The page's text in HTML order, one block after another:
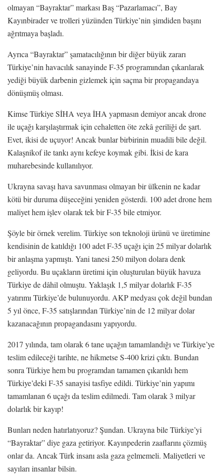
olmayan “Bayraktar” markası Baş “Pazarlamacı”, Bay
Kayınbirader ve trolleri yüzünden Türkiye’nin şimdiden başını
ağrıtmaya başladı.
Ayrıca “Bayraktar” şamatacılığının bir diğer büyük zararı
Türkiye’nin havacılık sanayinde F-35 programından çıkarılarak
yediği büyük darbenin gizlemek için saçma bir propagandaya
dönüşmüş olması.
Kimse Türkiye SİHA veya İHA yapmasın demiyor ancak drone
ile uçağı karşılaştırmak için cehaletten öte zekâ geriliği de şart.
Evet, ikisi de uçuyor! Ancak bunlar birbirinin muadili bile değil.
Kalaşnikof ile tankı aynı kefeye koymak gibi. İkisi de kara
muharebesinde kullanılıyor.
Ukrayna savaşı hava savunması olmayan bir ülkenin ne kadar
kötü bir duruma düşeceğini yeniden gösterdi. 100 adet drone hem
maliyet hem işlev olarak tek bir F-35 bile etmiyor.
Şöyle bir örnek verelim. Türkiye son teknoloji ürünü ve üretimine
kendisinin de katıldığı 100 adet F-35 uçağı için 25 milyar dolarlık
bir anlaşma yapmıştı. Yani tanesi 250 milyon dolara denk
geliyordu. Bu uçakların üretimi için oluşturulan büyük havuza
Türkiye de dâhil olmuştu. Yaklaşık 1,5 milyar dolarlık F-35
yatırımı Türkiye’de bulunuyordu. AKP medyası çok değil bundan
5 yıl önce, F-35 satışlarından Türkiye’nin de 12 milyar dolar
kazanacağının propagandasını yapıyordu.
2017 yılında, tam olarak 6 tane uçağın tamamlandığı ve Türkiye’ye
teslim edileceği tarihte, ne hikmetse S-400 krizi çıktı. Bundan
sonra Türkiye hem bu programdan tamamen çıkarıldı hem
Türkiye’deki F-35 sanayisi tasfiye edildi. Türkiye’nin yapımı
tamamlanan 6 uçağı da teslim edilmedi. Tam olarak 3 milyar
dolarlık bir kayıp!
Bunları neden hatırlatıyoruz? Şundan. Ukrayna bile Türkiye’yi
“Bayraktar” diye gaza getiriyor. Kayınpederin zaaflarını çözmüş
onlar da. Ancak Türk insanı asla gaza gelmemeli. Maliyetleri ve
sayıları insanlar bilsin.